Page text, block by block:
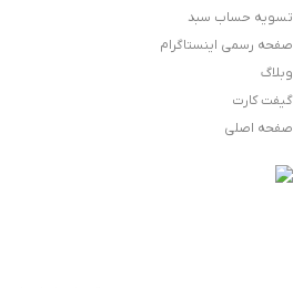
تسویه حساب سبد
صفحه رسمی اینستاگرام
وبلاگ
گیفت کارت
صفحه اصلی